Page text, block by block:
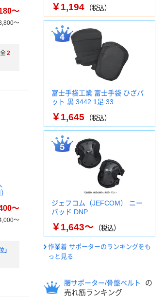
～
～
2
～
～
」
￥1,194 （税込）
富士手袋工業 富士手袋 ひざパ
ット 黒 3442 1足 33…
￥1,645 （税込）
ジェフコム（JEFCOM） ニー
パッド DNP
￥1,643～ （税込）
作業着 サポーターのランキングをも
っと見る
腰サポーター/骨盤ベルト
の
売れ筋ランキング